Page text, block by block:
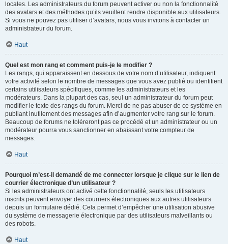
locales. Les administrateurs du forum peuvent activer ou non la fonctionnalité
des avatars et des méthodes qu’ils veuillent rendre disponible aux utilisateurs.
Si vous ne pouvez pas utiliser d’avatars, nous vous invitons à contacter un
administrateur du forum.
Haut
Quel est mon rang et comment puis-je le modifier ?
Les rangs, qui apparaissent en dessous de votre nom d’utilisateur, indiquent
votre activité selon le nombre de messages que vous avez publié ou identifient
certains utilisateurs spécifiques, comme les administrateurs et les
modérateurs. Dans la plupart des cas, seul un administrateur du forum peut
modifier le texte des rangs du forum. Merci de ne pas abuser de ce système en
publiant inutilement des messages afin d’augmenter votre rang sur le forum.
Beaucoup de forums ne toléreront pas ce procédé et un administrateur ou un
modérateur pourra vous sanctionner en abaissant votre compteur de
messages.
Haut
Pourquoi m’est-il demandé de me connecter lorsque je clique sur le lien de
courrier électronique d’un utilisateur ?
Si les administrateurs ont activé cette fonctionnalité, seuls les utilisateurs
inscrits peuvent envoyer des courriers électroniques aux autres utilisateurs
depuis un formulaire dédié. Cela permet d’empêcher une utilisation abusive
du système de messagerie électronique par des utilisateurs malveillants ou
des robots.
Haut